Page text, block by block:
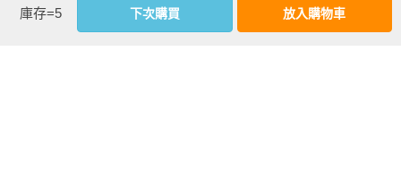
在占星學中，行星與其他行星或交點若彼此形成特定角度關
庫存=5 下次購買 放入購物車